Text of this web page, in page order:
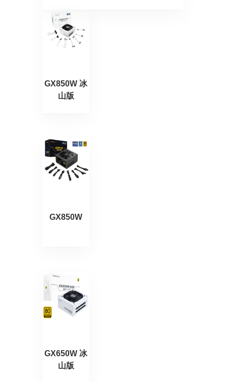
GX850W 冰
山版
GX850W
GX650W 冰
山版